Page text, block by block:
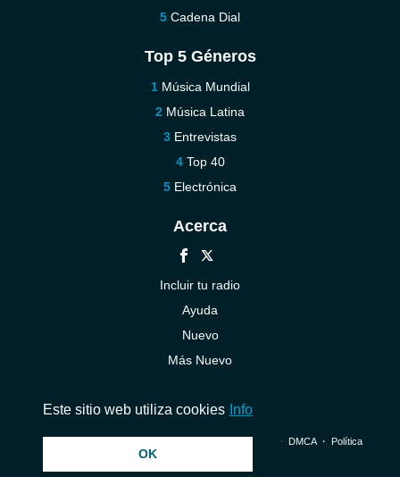
Cadena Dial
Top 5 Géneros
Música Mundial
Música Latina
Entrevistas
Top 40
Electrónica
Acerca
Incluir tu radio
Ayuda
Nuevo
Más Nuevo
© 2026 InstantAudio. Reservados todos los derechos. ・ DMCA・ Política
Este sitio web utiliza cookies Info
OK